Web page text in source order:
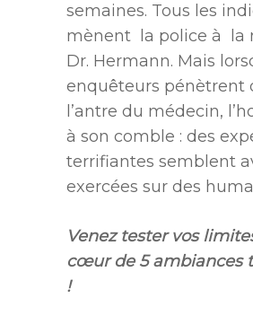
semaines. Tous les
mènent la police à la
Dr. Hermann. Mais
enquêteurs pénètrent
l’antre du médecin,
à son comble : des
terrifiantes semblent
exercées sur des
Venez tester vos
cœur de 5 ambiances
!